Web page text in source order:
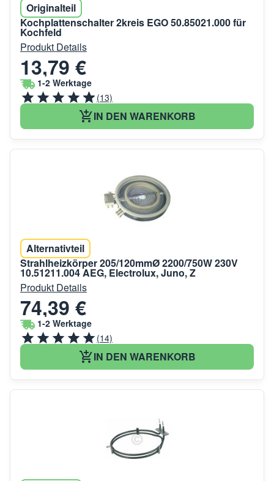
Originalteil
Kochplattenschalter 2kreis EGO 50.85021.000 für
Kochfeld
Produkt Details
13,79 €
1-2 Werktage
(13)
IN DEN WARENKORB
Alternativteil
Strahlheizkörper 205/120mmØ 2200/750W 230V
10.51211.004 AEG, Electrolux, Juno, Z
Produkt Details
74,39 €
1-2 Werktage
(14)
IN DEN WARENKORB